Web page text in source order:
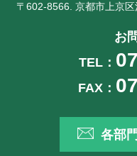
〒602-8566. 京都市上京
お
TEL：
FAX：
各部